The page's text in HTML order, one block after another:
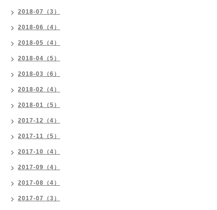
2018-07（3）
2018-06（4）
2018-05（4）
2018-04（5）
2018-03（6）
2018-02（4）
2018-01（5）
2017-12（4）
2017-11（5）
2017-10（4）
2017-09（4）
2017-08（4）
2017-07（3）